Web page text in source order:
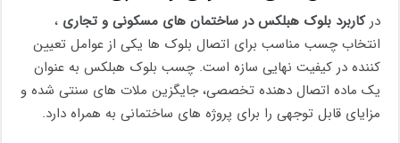
درکاربرد بلوک هبلکس در ساختمان های مسکونی و تجاری ،
انتخاب چسب مناسب برای اتصال بلوک ها یکی از عوامل تعیین
کننده در کیفیت نهایی سازه است. چسب بلوک هبلکس به عنوان
یک ماده اتصال دهنده تخصصی، جایگزین ملات های سنتی شده و
مزایای قابل توجهی را برای پروژه های ساختمانی به همراه دارد.